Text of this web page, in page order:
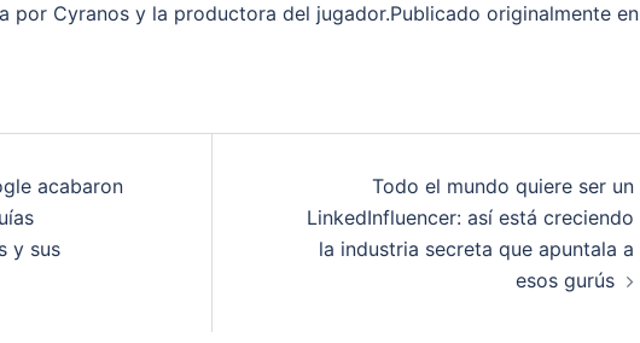
por Cyranos y la productora del jugador.Publicado originalmente en
acabaron
y sus
Todo el mundo quiere ser un
LinkedInfluencer: así está creciendo
la industria secreta que apuntala a
esos gurús